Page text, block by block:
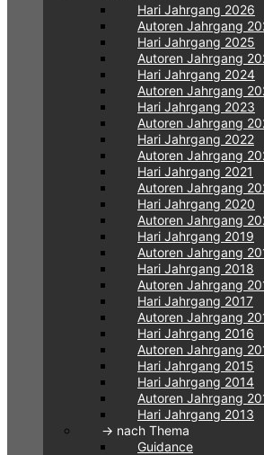
Hari Jahrgang 2026
Autoren Jahrgang
Hari Jahrgang 2025
Autoren Jahrgang
Hari Jahrgang 2024
Autoren Jahrgang
Hari Jahrgang 2023
Autoren Jahrgang
Hari Jahrgang 2022
Autoren Jahrgang
Hari Jahrgang 2021
Autoren Jahrgang
Hari Jahrgang 2020
Autoren Jahrgang
Hari Jahrgang 2019
Autoren Jahrgang
Hari Jahrgang 2018
Autoren Jahrgang
Hari Jahrgang 2017
Autoren Jahrgang
Hari Jahrgang 2016
Autoren Jahrgang
Hari Jahrgang 2015
Hari Jahrgang 2014
Autoren Jahrgang
Hari Jahrgang 2013
-> nach Thema
Guidance